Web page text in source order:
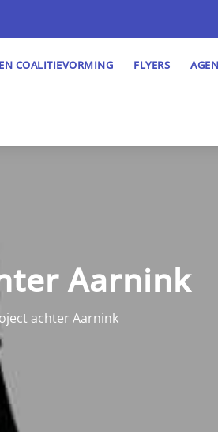
COALITIEVORMING FLYERS
Aarnink
achter Aarnink